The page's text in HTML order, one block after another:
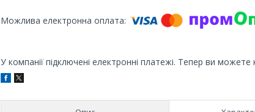
У компанії підключені електронні платежі. Тепер ви